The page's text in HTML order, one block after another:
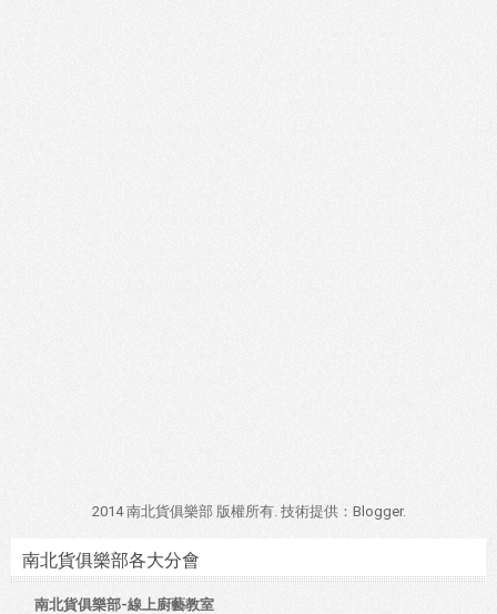
2014 南北貨俱樂部 版權所有. 技術提供： Blogger.
南北貨俱樂部各大分會
南北貨俱樂部-線上廚藝教室